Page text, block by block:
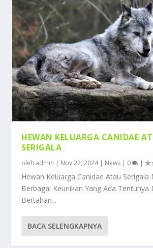
HEWAN KELUARGA CANIDAE
SERIGALA
oleh admin | Nov 22, 2024| News | 0 |
Hewan Keluarga Canidae Atau Serigala
Berbagai Keunikan Yang Ada Tentunya
Bertahan...
BACA SELENGKAPNYA